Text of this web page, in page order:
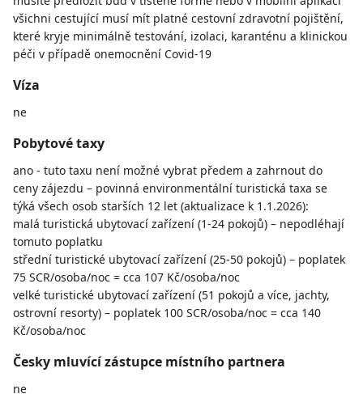
všichni cestující musí mít platné cestovní zdravotní pojištění,
které kryje minimálně testování, izolaci, karanténu a klinickou
péči v případě onemocnění Covid-19
Víza
ne
Pobytové taxy
ano - tuto taxu není možné vybrat předem a zahrnout do
ceny zájezdu – povinná environmentální turistická taxa se
týká všech osob starších 12 let (aktualizace k 1.1.2026):
malá turistická ubytovací zařízení (1-24 pokojů) – nepodléhají
tomuto poplatku
střední turistické ubytovací zařízení (25-50 pokojů) – poplatek
75 SCR/osoba/noc = cca 107 Kč/osoba/noc
velké turistické ubytovací zařízení (51 pokojů a více, jachty,
ostrovní resorty) – poplatek 100 SCR/osoba/noc = cca 140
Kč/osoba/noc
Česky mluvící zástupce místního partnera
ne